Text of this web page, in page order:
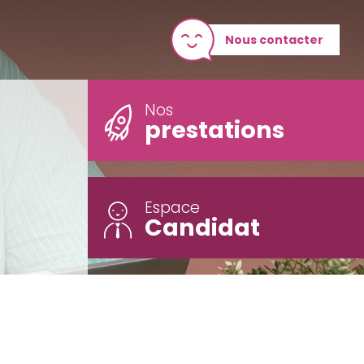
Nous contacter
Nos
prestations
Espace
Candidat